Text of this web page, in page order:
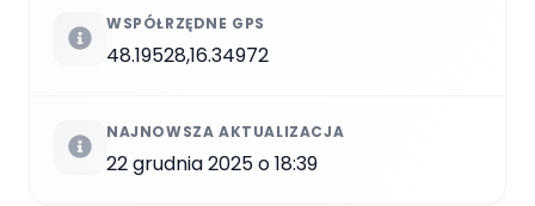
WSPÓŁRZĘDNE GPS
48.19528,16.34972
NAJNOWSZA AKTUALIZACJA
22 grudnia 2025 o 18:39